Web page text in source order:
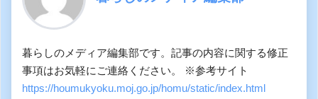
暮らしのメディア編集部です。記事の内容に関する修正
事項はお気軽にご連絡ください。 ※参考サイト
https://houmukyoku.moj.go.jp/homu/static/index.html